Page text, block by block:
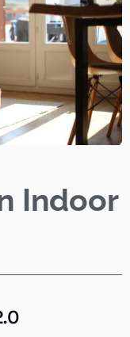
Indoor